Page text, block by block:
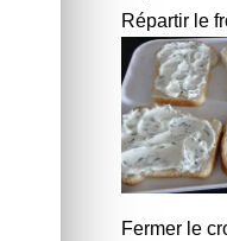
Répartir le
Fermer le